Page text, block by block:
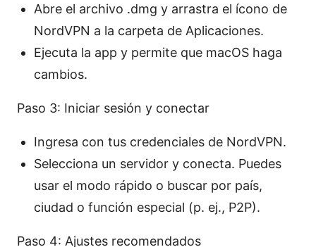
Abre el archivo .dmg y arrastra el ícono de
NordVPN a la carpeta de Aplicaciones.
Ejecuta la app y permite que macOS haga
cambios.
Paso 3: Iniciar sesión y conectar
Ingresa con tus credenciales de NordVPN.
Selecciona un servidor y conecta. Puedes
usar el modo rápido o buscar por país,
ciudad o función especial (p. ej., P2P).
Paso 4: Ajustes recomendados